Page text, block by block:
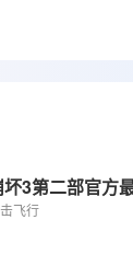
坏3第二部官方
飞行